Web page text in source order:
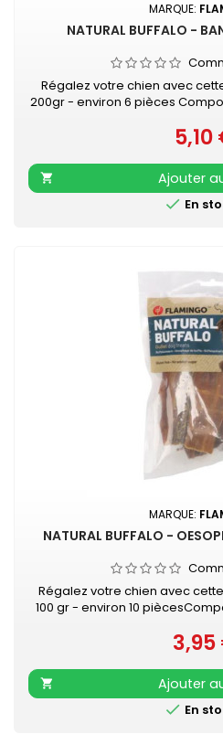
MARQUE:
NATURAL BUFFALO -
Régalez votre chien avec
200gr - environ 6 pièces
sans sucres
Prix
5,10

Ajouter
 En
MARQUE:
NATURAL BUFFALO -
Régalez votre chien avec
100 gr - environ 10
graisse - Sans gluten -
Prix

Ajouter
 En